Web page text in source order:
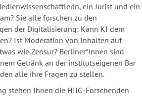
ein Jurist und ein
Sie alle forschen zu den
der Digitalisierung: Kann KI dem
Ist Moderation von Inhalten auf
wie Zensur? Berliner*innen sind
Getränk an der institutseigenen Bar
alle ihre Fragen zu stellen.
stehen Ihnen die HIIG-Forschenden